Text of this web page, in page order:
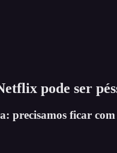
pode ser
precisamos ficar